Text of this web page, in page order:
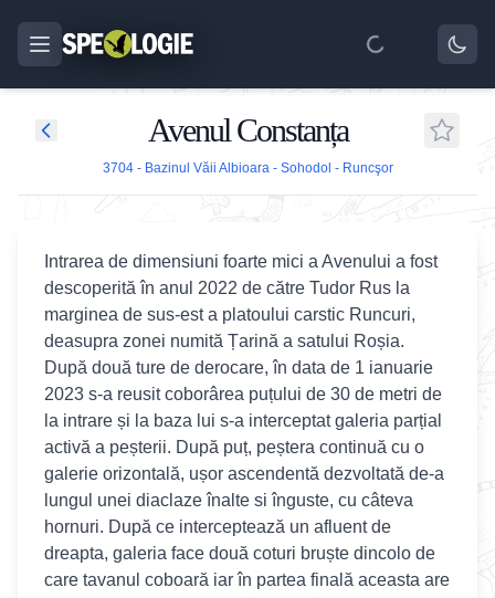
Avenul Constanța
3704 - Bazinul Văii Albioara - Sohodol - Runcşor
Intrarea de dimensiuni foarte mici a Avenului a fost
descoperită în anul 2022 de către Tudor Rus la
marginea de sus-est a platoului carstic Runcuri,
deasupra zonei numită Țarină a satului Roșia.
După două ture de derocare, în data de 1 ianuarie
2023 s-a reusit coborârea puțului de 30 de metri de
la intrare și la baza lui s-a interceptat galeria parțial
activă a peșterii. După puț, peștera continuă cu o
galerie orizontală, ușor ascendentă dezvoltată de-a
lungul unei diaclaze înalte si înguste, cu câteva
hornuri. După ce interceptează un afluent de
dreapta, galeria face două coturi bruște dincolo de
care tavanul coboară iar în partea finală aceasta are